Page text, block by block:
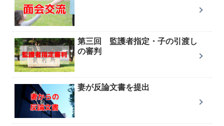
第三回 監護者指定・子の引渡し
の審判
妻が反論文書を提出